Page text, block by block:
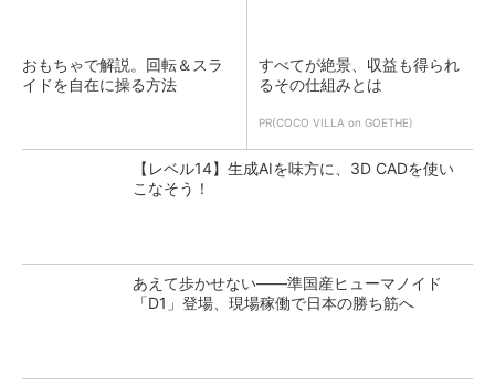
おもちゃで解説。回転＆スラ
イドを自在に操る方法
すべてが絶景、収益も得られ
るその仕組みとは
PR(COCO VILLA on GOETHE)
【レベル14】生成AIを味方に、3D CADを使い
こなそう！
あえて歩かせない――準国産ヒューマノイド
「D1」登場、現場稼働で日本の勝ち筋へ